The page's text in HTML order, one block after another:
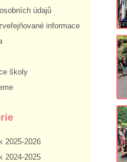
údajů
informace
školy
2025-2026
2024-2025